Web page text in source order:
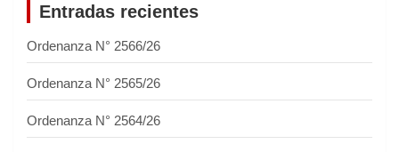
Entradas recientes
Ordenanza N° 2566/26
Ordenanza N° 2565/26
Ordenanza N° 2564/26